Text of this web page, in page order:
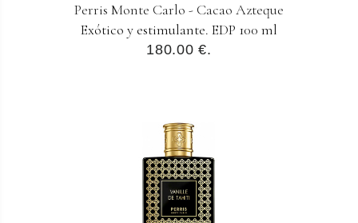
Perris Monte Carlo - Cacao Azteque
Exótico y estimulante. EDP 100 ml
180.00 €.